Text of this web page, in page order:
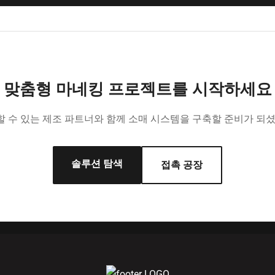
맞춤형 마네킹 프로젝트를 시작하세요
수 있는 제조 파트너와 함께 소매 시스템을 구축할 준비가 되
솔루션 탐색 접촉 공장